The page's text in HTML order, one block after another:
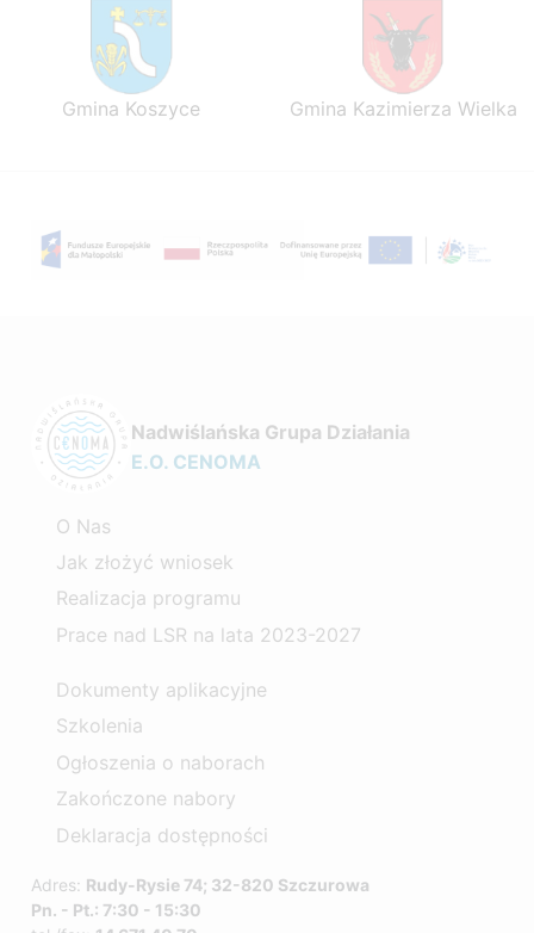
Gmina Koszyce Gmina Kazimierza Wielka
Nadwiślańska Grupa Działania
E.O. CENOMA
O Nas
Jak złożyć wniosek
Realizacja programu
Prace nad LSR na lata 2023-2027
Dokumenty aplikacyjne
Szkolenia
Ogłoszenia o naborach
Zakończone nabory
Deklaracja dostępności
Adres: Rudy-Rysie 74; 32-820 Szczurowa
Pn. - Pt.: 7:30 - 15:30